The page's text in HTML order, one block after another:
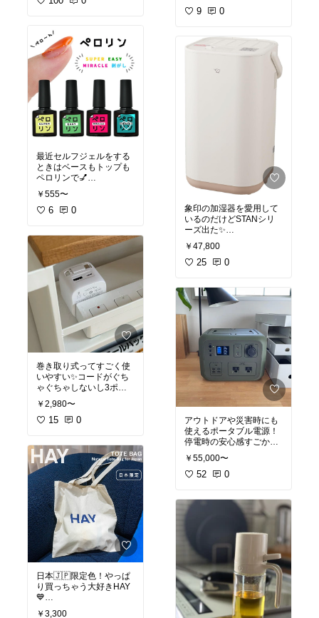
✔︎8種のパターンあり
✔︎リモコン付き
これで1000円以下なんで
すー💕めちゃくちゃオス
スメ
#クリスマスインテリア#
クリスマスグッズ
#オリ
ジナル写真
最近セルフジェルをする
ときはベースもトップも
ペロリンで💅
もちも思ったよりずっと
よくてとてもいい🩷
￥555〜
6 0
巻き取り式ってすごく使
いやすい✨コードがぐち
ゃぐちゃしないし3ポー
トあると旅行とかにもい
いね✨
しかも今2個目さらに半
#オリジナル写真 #スマホ
アクセサリー
#あったら
便利
￥2,980〜
15 0
日本🇯🇵限定色！やっぱ
り買っちゃう大好きHAY
💙
￥3,300
9 0
象印の加湿器を愛用して
いるのだけどSTANシリ
ーズ出た✨
オシャレだーーー！！
#オシャレ家電
￥47,800
25 0
アウトドアや災害時にも
使えるポータブル電源！
停電時の安心感すごかっ
写真
￥55,000〜
52 0